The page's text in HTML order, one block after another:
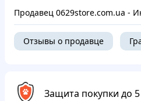
Отзывы о продавце
Защита покупки до 5